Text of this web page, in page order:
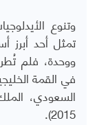
وتنوع
تمثل أحد أبرز
في القمة
2015).